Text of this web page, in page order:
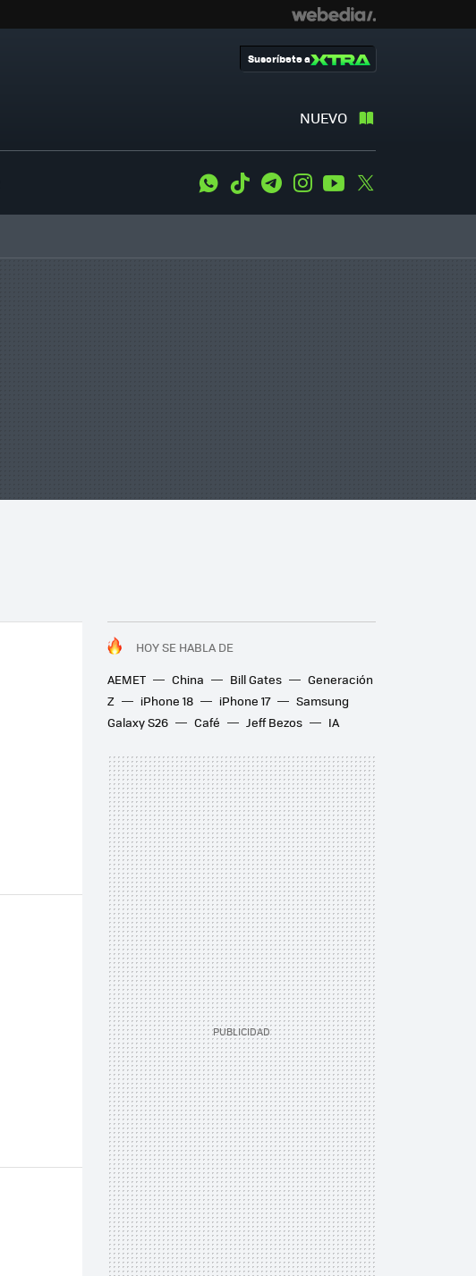
NUEVO
Suscríbete a
WhatsApp
Tiktok TelegramInstagramYoutube
HOY SE HABLA DE
AEMET
China Bill Gates
Generación
Z
iPhone 18 iPhone 17
Samsung
Galaxy S26
Café Jeff Bezos IA